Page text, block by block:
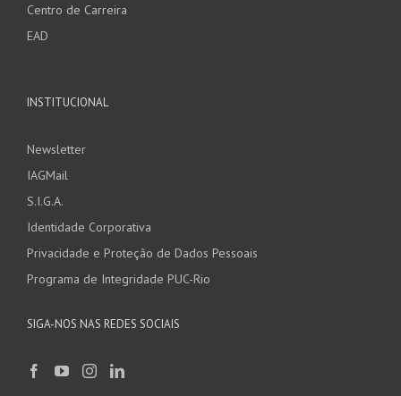
Centro de Carreira
EAD
INSTITUCIONAL
Newsletter
IAGMail
S.I.G.A.
Identidade Corporativa
Privacidade e Proteção de Dados Pessoais
Programa de Integridade PUC-Rio
SIGA-NOS NAS REDES SOCIAIS